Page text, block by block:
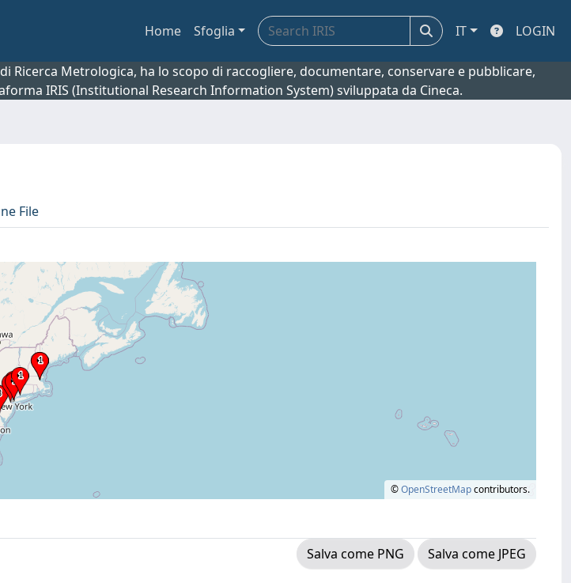
Home Sfoglia IT LOGIN
Ricerca Metrologica, ha lo scopo di raccogliere, documentare, conservare e pubblicare,
IRIS (Institutional Research Information System) sviluppata da Cineca.
File
©OpenStreetMapcontributors.
Salva come PNG
Salva come JPEG